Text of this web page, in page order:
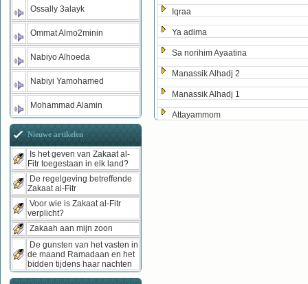
Iqraa
Ya adima
Sa norihim Ayaatina
Manassik Alhadj 2
Manassik Alhadj 1
Attayammom
Ossally 3alayk
Ommat Almo2minin
Nabiyo Alhoeda
Nabiyi Yamohamed
Mohammad Alamin
Nieuwe artikelen
Is het geven van Zakaat al-
Fitr toegestaan in elk land?
De regelgeving betreffende
Zakaat al-Fitr
Voor wie is Zakaat al-Fitr
verplicht?
Zakaah aan mijn zoon
De gunsten van het vasten in
de maand Ramadaan en het
bidden tijdens haar nachten